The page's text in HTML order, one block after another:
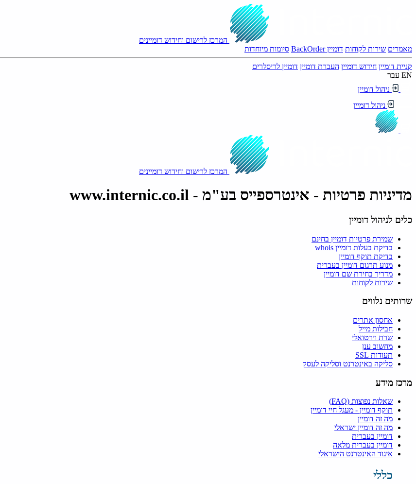
המרכז לרישום וחידוש דומיינים
מאמרים שירות לקוחות דומיין BackOrder סיומות מיוחדות
קניית דומיין חידוש דומיין העברת דומיין דומיין לריסלרים
EN עבר
ניהול דומיין
ניהול דומיין
המרכז לרישום וחידוש דומיינים
מדיניות פרטיות - אינטרספייס בע"מ - www.internic.co.il
כלים לניהול דומיין
שמירת פרטיות דומיין בחינם
בדיקת בעלות דומיין whois
בדיקת תוקף דומיין
מנוע תרגום דומיין בעברית
מדריך בחירת שם דומיין
שירות לקוחות
שרותים נלווים
אחסון אתרים
חבילות מייל
שרת וירטואלי
מחשוב ענן
תעודות SSL
סליקה באינטרנט וסליקה לעסק
מרכז מידע
שאלות נפוצות (FAQ)
תוקף דומיין - מעגל חיי דומיין
מה זה דומיין
מה זה דומיין ישראלי
דומיין בעברית
דומיין בעברית מלאה
איגוד האינטרנט הישראלי
כללי